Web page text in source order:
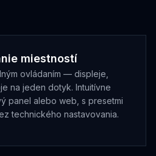
miestností
ovládaním — displeje,
na jeden dotyk. Intuitívne
panel alebo web, s presetmi
technického nastavovania.